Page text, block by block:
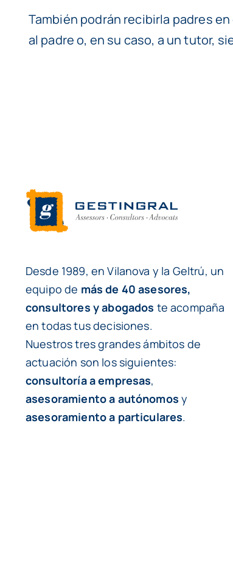
También podrán recibirla padres
al padre o, en su caso, a un tutor,
Desde 1989, en Vilanova y la Geltrú, un
equipo de más de 40 asesores,
consultores y abogados te acompaña
en todas tus decisiones.
Nuestros tres grandes ámbitos de
actuación son los siguientes:
consultoría a empresas,
asesoramiento a autónomos y
asesoramiento a particulares.